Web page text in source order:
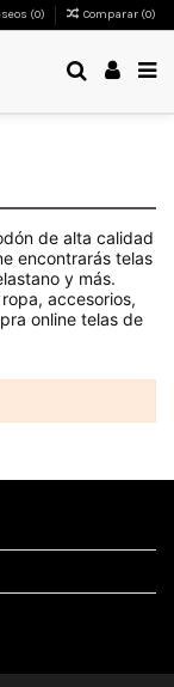
(0) Comparar (0)
de alta calidad
encontrarás telas
y más.
accesorios,
online telas de